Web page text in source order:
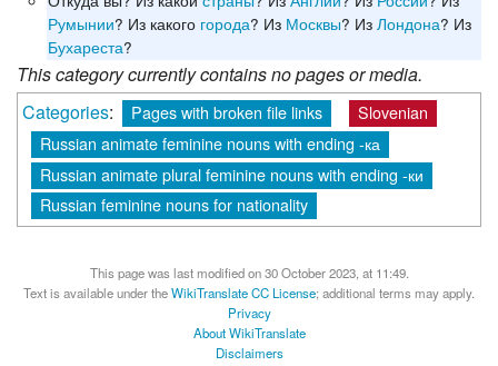
Румынии? Из какого города? Из Москвы? ИзЛондона? Из
Бухареста?
This category currently contains no pages or media.
Categories: Pages with broken file links
Slovenian
Russian animate feminine nouns with ending -ка
Russian animate plural feminine nouns with ending -ки
Russian feminine nouns for nationality
This page was last modified on 30 October 2023, at 11:49.
Text is available under theWikiTranslate CC License; additional terms may apply.
Privacy
About WikiTranslate
Disclaimers